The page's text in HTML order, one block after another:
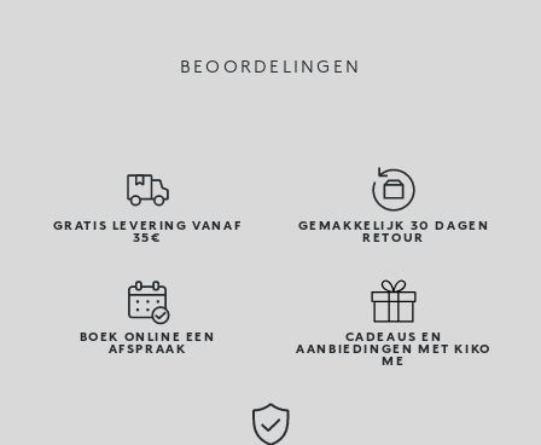
BEOORDELINGEN
GRATIS LEVERING VANAF
35€
GEMAKKELIJK 30 DAGEN
RETOUR
BOEK ONLINE EEN
AFSPRAAK
CADEAUS EN
AANBIEDINGEN MET KIKO
ME